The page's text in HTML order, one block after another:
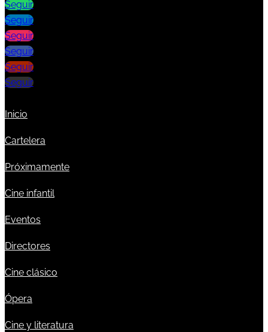
Seguir
Seguir
Seguir
Seguir
Seguir
Seguir
Inicio
Cartelera
Próximamente
Cine infantil
Eventos
Directores
Cine clásico
Ópera
Cine y literatura